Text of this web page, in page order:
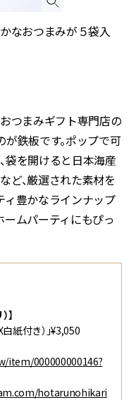
なおつまみが５袋入
つまみギフト専門店の
鉄板です。ポップで可
袋を開けると日本海産
ど、厳選された素材を
ィ豊かなラインナップ
ームパーティにもぴっ
】
紙付き）」¥3,050
item/000000000146?
hotarunohikari